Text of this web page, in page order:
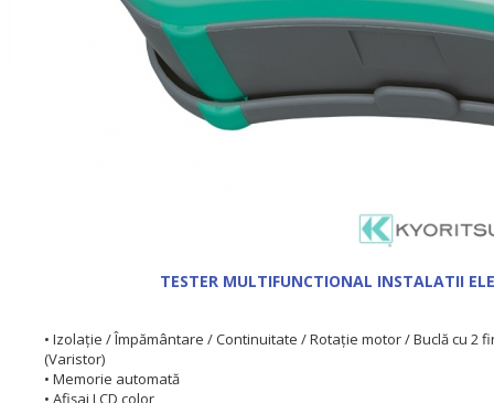
TESTER MULTIFUNCTIONAL INSTALATII
• Izolație / Împământare / Continuitate / Rotație motor / Buclă cu 2
(Varistor)
• Memorie automată
• Afișaj LCD color